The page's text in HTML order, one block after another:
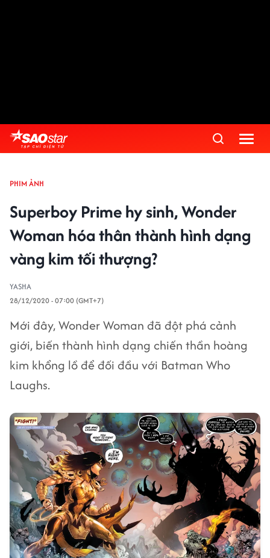
PHIM ẢNH
Superboy Prime hy sinh, Wonder
Woman hóa thân thành hình dạng
vàng kim tối thượng?
YASHA
28/12/2020 - 07:00 (GMT+7)
Mới đây, Wonder Woman đã đột phá cảnh
giới, biến thành hình dạng chiến thần hoàng
kim khổng lồ để đối đầu với Batman Who
Laughs.